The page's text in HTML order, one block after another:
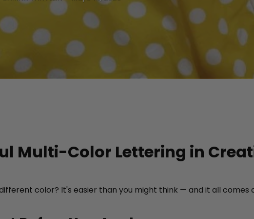
Multi-Color Lettering in
color? It's easier than you might think — and it all comes